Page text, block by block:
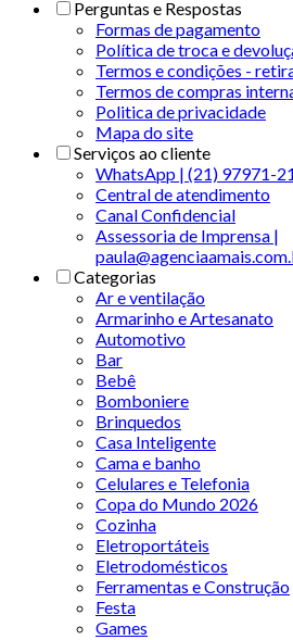
Perguntas e Respostas
Formas de pagamento
Política de troca e
Termos e condições -
Termos de compras
Politica de privacidade
Mapa do site
Serviços ao cliente
WhatsApp | (21) 97971-
Central de atendimento
Canal Confidencial
Assessoria de Imprensa |
Categorias
Ar e ventilação
Armarinho e Artesanato
Automotivo
Bar
Bebê
Bomboniere
Brinquedos
Casa Inteligente
Cama e banho
Celulares e Telefonia
Copa do Mundo 2026
Cozinha
Eletroportáteis
Eletrodomésticos
Ferramentas e Construção
Festa
Games